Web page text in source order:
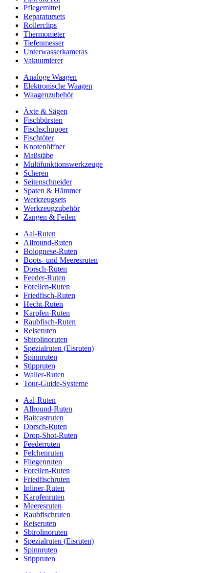
Pflegemittel
Reparatursets
Rollerclips
Thermometer
Tiefenmesser
Unterwasserkameras
Vakuumierer
Analoge Waagen
Elektronische Waagen
Waagenzubehör
Äxte & Sägen
Fischbürsten
Fischschupper
Fischtöter
Knotenöffner
Maßstäbe
Multifunktionswerkzeuge
Scheren
Seitenschneider
Spaten & Hämmer
Werkzeugsets
Werkzeugzubehör
Zangen & Feilen
Aal-Ruten
Allround-Ruten
Bolognese-Ruten
Boots- und Meeresruten
Dorsch-Ruten
Feeder-Ruten
Forellen-Ruten
Friedfisch-Ruten
Hecht-Ruten
Karpfen-Ruten
Raubfisch-Ruten
Reiseruten
Sbirolinoruten
Spezialruten (Eisruten)
Spinnruten
Stippruten
Waller-Ruten
Tour-Guide-Systeme
Aal-Ruten
Allround-Ruten
Baitcastruten
Dorsch-Ruten
Drop-Shot-Ruten
Feederruten
Felchenruten
Fliegenruten
Forellen-Ruten
Friedfischruten
Inliner-Ruten
Karpfenruten
Meeresruten
Raubfischruten
Reiseruten
Sbirolinoruten
Spezialruten (Eisruten)
Spinnruten
Stippruten